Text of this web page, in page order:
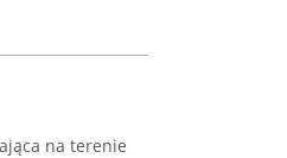
na terenie